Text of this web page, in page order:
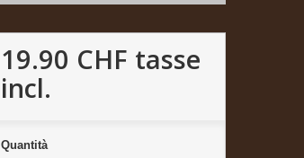
19.90 CHF tasse
incl.
Quantità